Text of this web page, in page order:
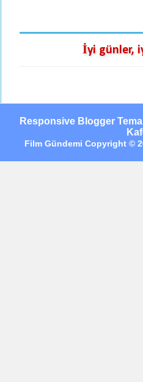
İyi günler,
Responsive Blogger
Film Gündemi Copyright ©